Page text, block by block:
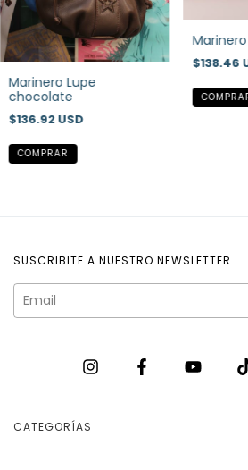
Marinero Lupe
chocolate
$136.92 USD
$138.46
SUSCRIBITE A NUESTRO NEWSLETTER
CATEGORÍAS